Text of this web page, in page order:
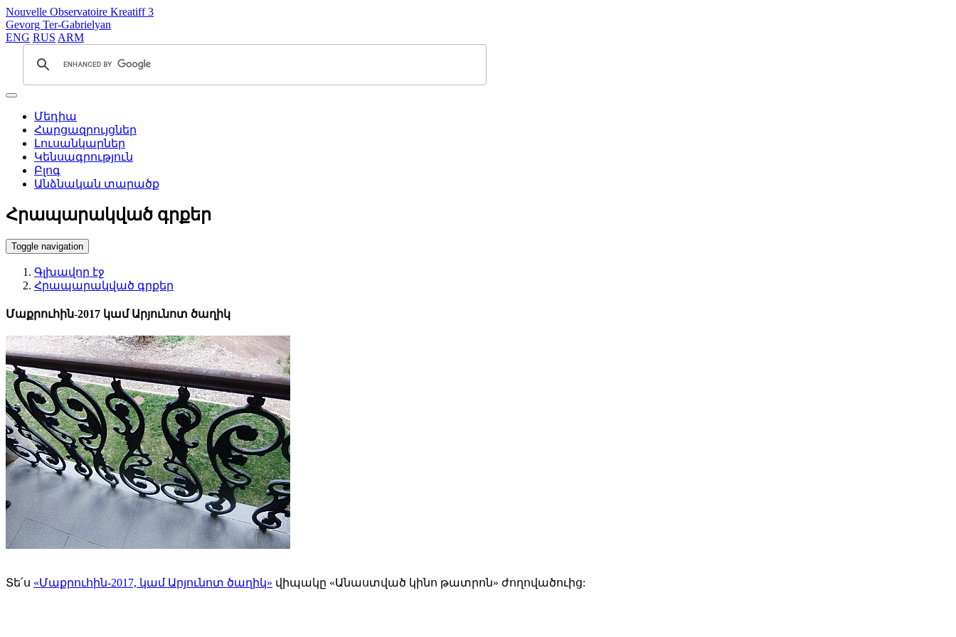
Nouvelle Observatoire Kreatiff 3
Gevorg Ter-Gabrielyan
ENG RUS ARM
Մեդիա
Հարցազրույցներ
Լուսանկարներ
Կենսագրություն
Բլոգ
Անձնական տարածք
Հրապարակված գրքեր
Toggle navigation
Գլխավոր էջ
Հրապարակված գրքեր
Մաքրուհին-2017 կամ Արյունոտ ծաղիկ
Տե՛ս «Մաքրուհին-2017, կամ Արյունոտ ծաղիկ» վիպակը «Անաստված կինո թատրոն» ժողովածուից: